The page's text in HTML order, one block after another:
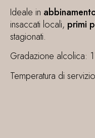
Ideale in
insaccati locali, primi
stagionati.
Gradazione alcolica:
Temperatura di